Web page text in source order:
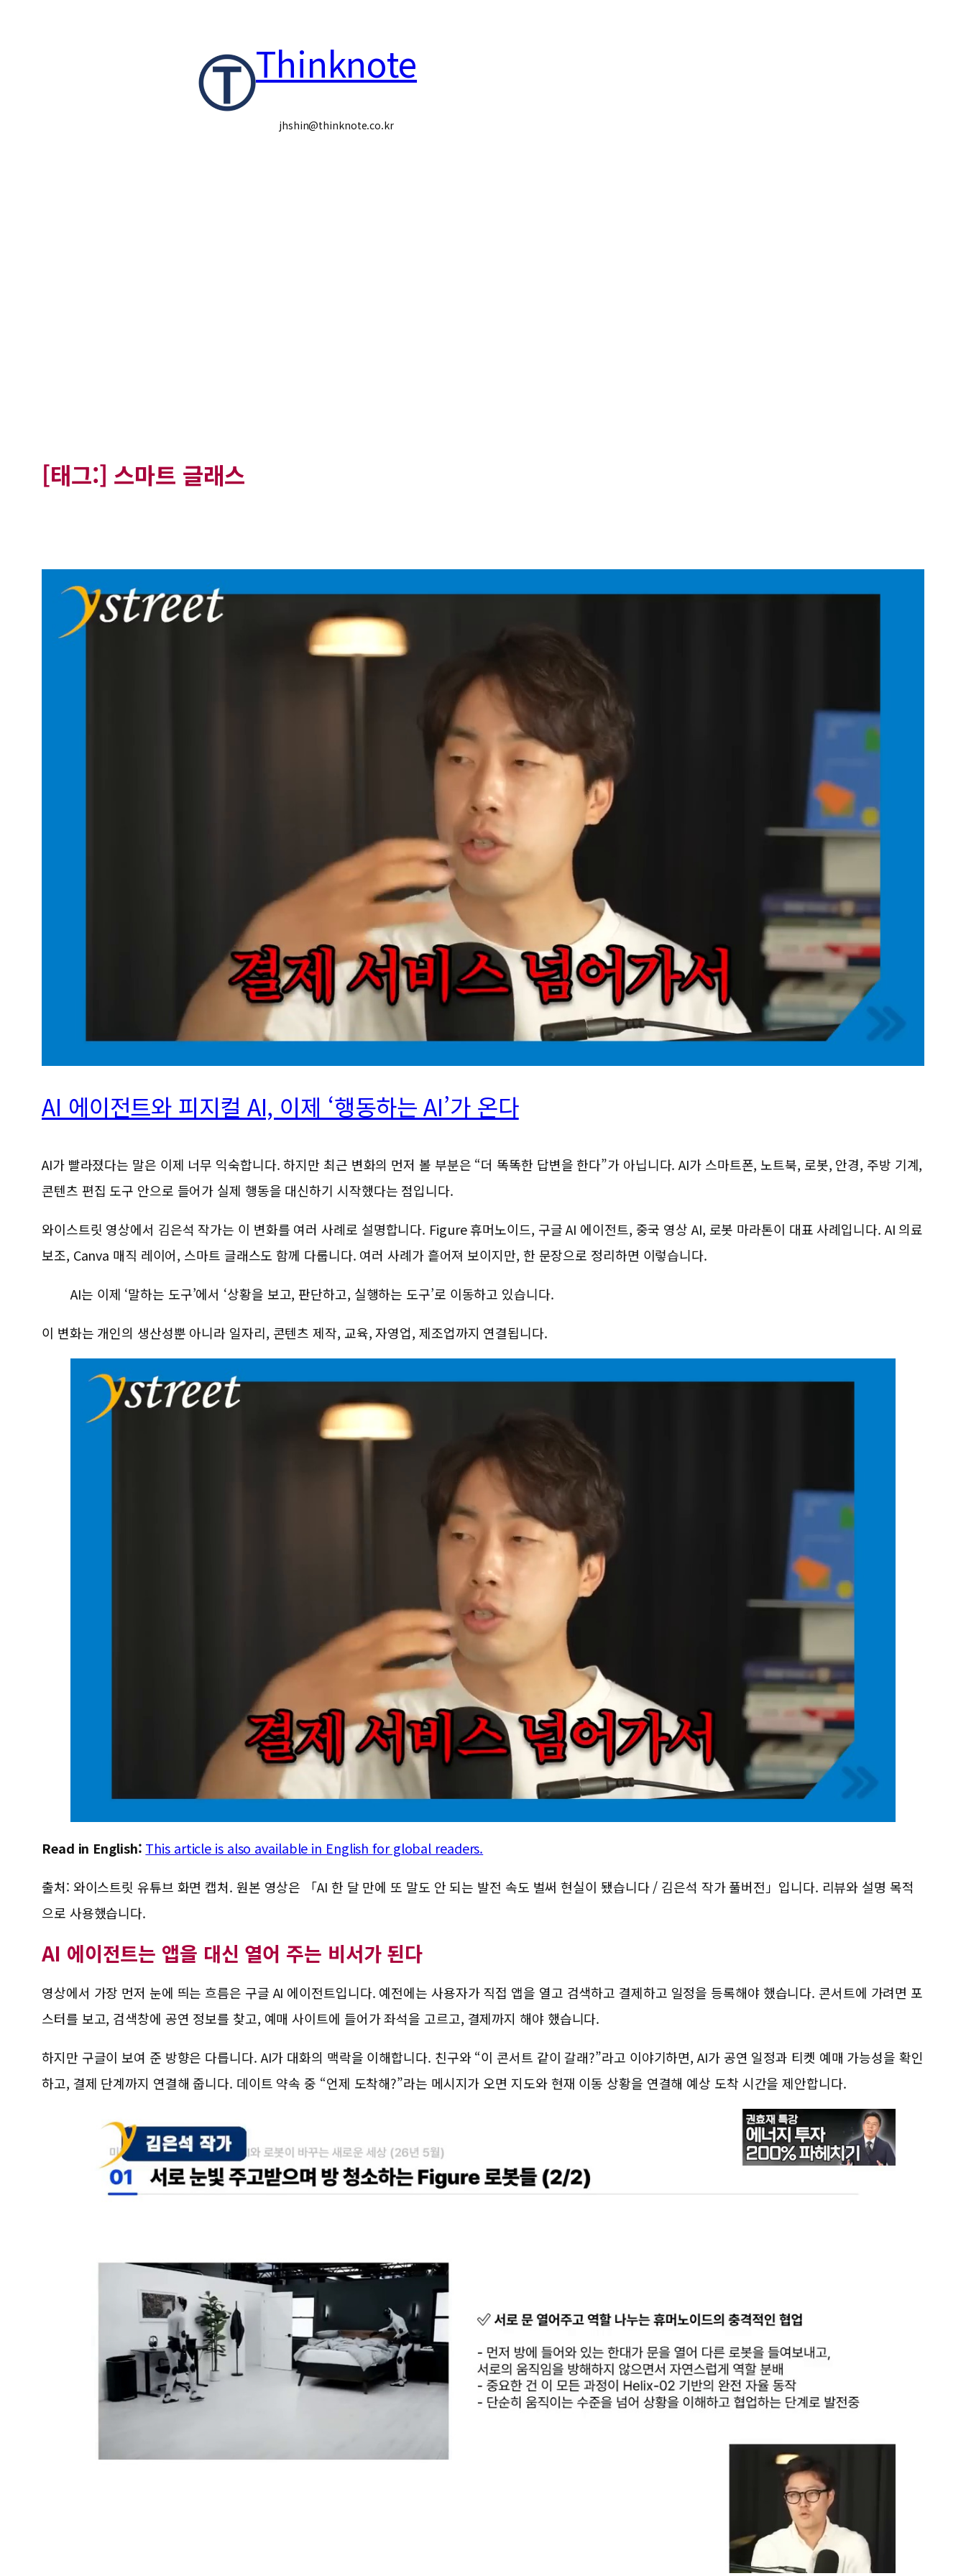
Thinknote
jhshin@thinknote.co.kr
[태그:] 스마트 글래스
AI 에이전트와 피지컬 AI, 이제 ‘행동하는 AI’가 온다
AI가 빨라졌다는 말은 이제 너무 익숙합니다. 하지만 최근 변화의 먼저 볼 부분은 “더 똑똑한 답변을 한다”가 아닙니다. AI가 스마트폰, 노트북, 로봇, 안경, 주방 기계,
콘텐츠 편집 도구 안으로 들어가 실제 행동을 대신하기 시작했다는 점입니다.
와이스트릿 영상에서 김은석 작가는 이 변화를 여러 사례로 설명합니다. Figure 휴머노이드, 구글 AI 에이전트, 중국 영상 AI, 로봇 마라톤이 대표 사례입니다. AI 의료
보조, Canva 매직 레이어, 스마트 글래스도 함께 다룹니다. 여러 사례가 흩어져 보이지만, 한 문장으로 정리하면 이렇습니다.
AI는 이제 ‘말하는 도구’에서 ‘상황을 보고, 판단하고, 실행하는 도구’로 이동하고 있습니다.
이 변화는 개인의 생산성뿐 아니라 일자리, 콘텐츠 제작, 교육, 자영업, 제조업까지 연결됩니다.
Read in English: This article is also available in English for global readers.
출처: 와이스트릿 유튜브 화면 캡처. 원본 영상은 「AI 한 달 만에 또 말도 안 되는 발전 속도 벌써 현실이 됐습니다 / 김은석 작가 풀버전」입니다. 리뷰와 설명 목적
으로 사용했습니다.
AI 에이전트는 앱을 대신 열어 주는 비서가 된다
영상에서 가장 먼저 눈에 띄는 흐름은 구글 AI 에이전트입니다. 예전에는 사용자가 직접 앱을 열고 검색하고 결제하고 일정을 등록해야 했습니다. 콘서트에 가려면 포
스터를 보고, 검색창에 공연 정보를 찾고, 예매 사이트에 들어가 좌석을 고르고, 결제까지 해야 했습니다.
하지만 구글이 보여 준 방향은 다릅니다. AI가 대화의 맥락을 이해합니다. 친구와 “이 콘서트 같이 갈래?”라고 이야기하면, AI가 공연 일정과 티켓 예매 가능성을 확인
하고, 결제 단계까지 연결해 줍니다. 데이트 약속 중 “언제 도착해?”라는 메시지가 오면 지도와 현재 이동 상황을 연결해 예상 도착 시간을 제안합니다.